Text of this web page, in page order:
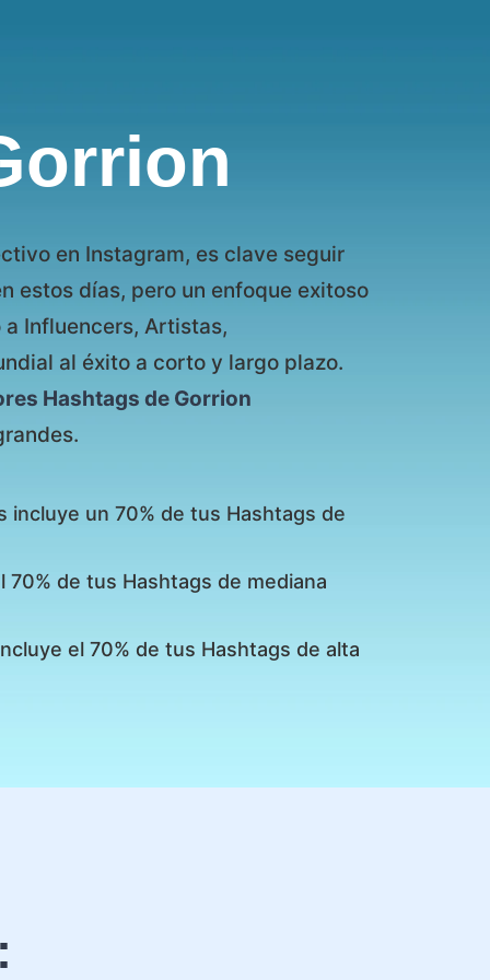
en Instagram, es clave seguir
estos días, pero un enfoque exitoso
Influencers, Artistas,
al éxito a corto y largo plazo.
Hashtags de Gorrion
un 70% de tus Hashtags de
de tus Hashtags de mediana
el 70% de tus Hashtags de alta